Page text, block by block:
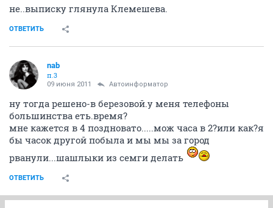
не..выписку глянула Клемешева.
ОТВЕТИТЬ
nab
п.3
09 июня 2011 Автоинформатор
ну тогда решено-в березовой.у меня телефоны
большинства еть.время?
мне кажется в 4 поздновато.....мож часа в 2?или как?я
бы часок другой побыла и мы мы за город
рванули...шашлыки из семги делать
ОТВЕТИТЬ